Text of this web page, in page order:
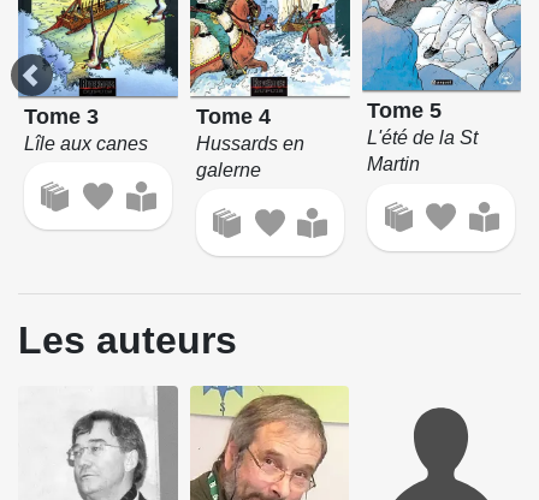
Tome 3
Lîle aux canes
Tome 4
Hussards en
galerne
Tome 5
L'été de la St
Martin
Les auteurs